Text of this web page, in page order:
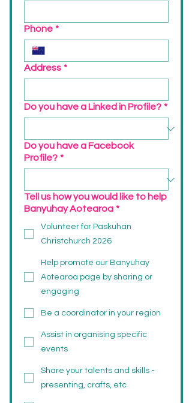
Phone *
Address *
Do you have a Linked in Profile? *
Do you have a Facebook
Profile? *
Tell us how you would like to help
Banyuhay Aotearoa *
Volunteer for Paskuhan
Christchurch 2026
Help promote our Banyuhay
Aotearoa page by sharing or
engaging
Be a coordinator in your region
Assist in organising specific
events
Share your talents and skills -
presenting, crafts, etc